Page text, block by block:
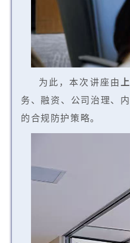
为此，本次讲座由
务、融资、公司治理、
的合规防护策略。